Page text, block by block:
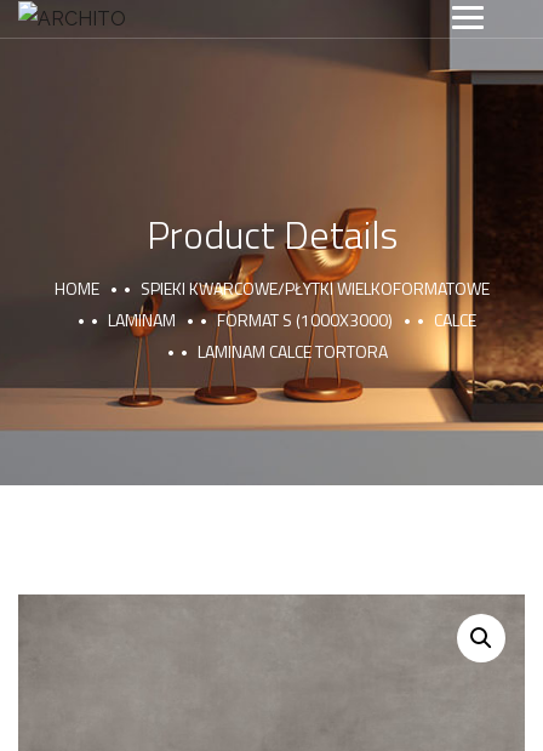
Product Details
HOME
SPIEKI KWARCOWE/PŁYTKI WIELKOFORMATOWE
LAMINAM
FORMAT S (1000X3000)
CALCE
LAMINAM CALCE TORTORA